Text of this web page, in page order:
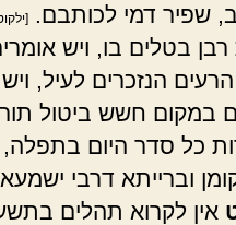
שפיר דמי לכותבם.
רבן בטלים בו, ויש
הנזכרים לעיל,
במקום חשש ביטול
כל סדר היום
וברייתא דרבי
אין לקרוא תהלים